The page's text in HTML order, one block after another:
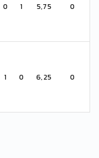
0 1 5,75 0
1 0 6,25 0